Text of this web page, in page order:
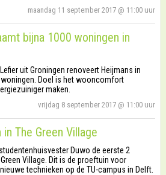
maandag 11 september 2017 @ 11:00 uur
bijna 1000 woningen in
uit Groningen renoveert Heijmans in
Doel is het wooncomfort
maken.
vrijdag 8 september 2017 @ 11:00 uur
The Green Village
Duwo de eerste 2
Village. Dit is de proeftuin voor
technieken op de TU-campus in Delft.